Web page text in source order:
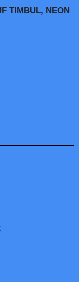
TIMBUL, NEON